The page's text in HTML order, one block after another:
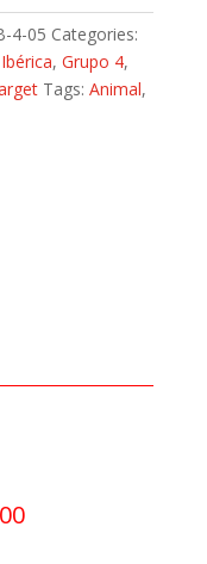
4-05 Categories:
,Grupo 4,
Tags:Animal,